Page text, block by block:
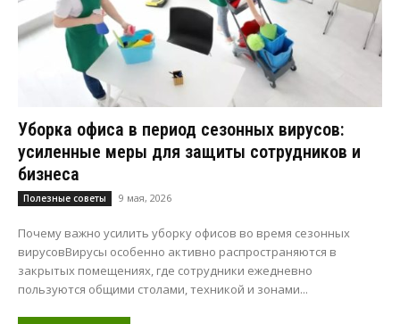
Уборка офиса в период сезонных вирусов:
усиленные меры для защиты сотрудников и
бизнеса
Полезные советы 9 мая, 2026
Почему важно усилить уборку офисов во время сезонных
вирусовВирусы особенно активно распространяются в
закрытых помещениях, где сотрудники ежедневно
пользуются общими столами, техникой и зонами...